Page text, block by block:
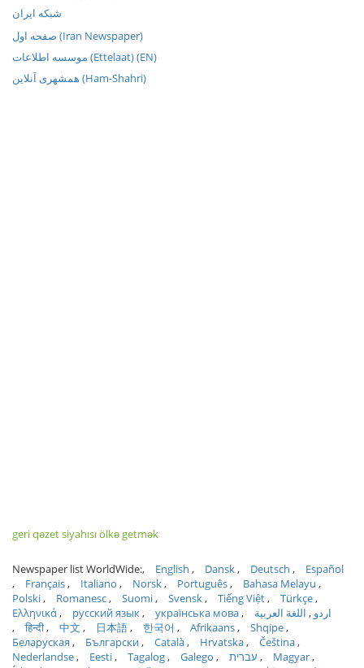
شبکه ايران
صفحه اول (Iran Newspaper)
موسسه اطلاعات (Ettelaat) (EN)
همشهری آنلاین (Ham-Shahri)
geri qəzet siyahısı ölkə getmək
Newspaper list WorldWide: English Dansk Deutsch
Español
Français
Italiano Norsk Português
Bahasa Melayu
Polski
Romanesc Suomi Svensk Tiếng Việt
Türkçe
Ελληνικά
русский язык українська мова اردو
اللغة العربية
हिन्दी
中文 日本語 한국어 Afrikaans
Shqipe
Беларуская
Български Català Hrvatska
Čeština
Nederlandse
Eesti Tagalog Galego עברית
Magyar